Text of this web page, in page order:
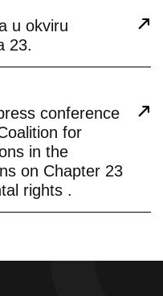
u okviru
23.
conference
for
in the
on Chapter 23
rights .